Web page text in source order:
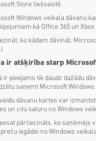
Store tiešsaistē.
Windows veikala dāvanu
kā Office 365 un Xbox
ko kādam dāvināt,
ir atšķirība starp
ir pieejams tik daudz dažādu
saņemt Microsoft
dāvanu kartes var
un citu saturu no Windows
pārliecināts, ko saņēmējs
iegādei no Windows